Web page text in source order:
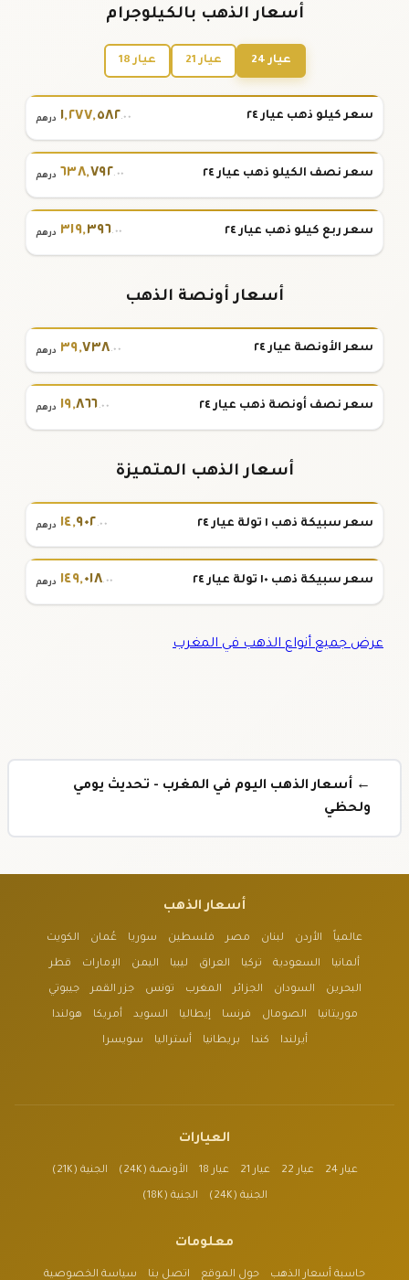
أسعار الذهب بالكيلوجرام
عيار 24 عيار 21 عيار 18
سعر كيلو ذهب عيار ٢٤ ١,٢٧٧,٥٨٢.٠٠ درهم
سعر نصف الكيلو ذهب عيار ٢٤ ٦٣٨,٧٩٢.٠٠ درهم
سعر ربع كيلو ذهب عيار ٢٤ ٣١٩,٣٩٦.٠٠ درهم
أسعار أونصة الذهب
سعر الأونصة عيار ٢٤ ٣٩,٧٣٨.٠٠ درهم
سعر نصف أونصة ذهب عيار ٢٤ ١٩,٨٦٦.٠٠ درهم
أسعار الذهب المتميزة
سعر سبيكة ذهب ١ تولة عيار ٢٤ ١٤,٩٠٢.٠٠ درهم
سعر سبيكة ذهب ١٠ تولة عيار ٢٤ ١٤٩,٠١٨.٠٠ درهم
عرض جميع أنواع الذهب في المغرب
← أسعار الذهب اليوم في المغرب - تحديث يومي
ولحظي
أسعار الذهب
عالمياً الأردن لبنان مصر فلسطين سوريا عُمان الكويت
ألمانيا السعودية تركيا العراق ليبيا اليمن الإمارات قطر
البحرين السودان الجزائر المغرب تونس جزر القمر جيبوتي
موريتانيا الصومال فرنسا إيطاليا السويد أمريكا هولندا
أيرلندا كندا بريطانيا أستراليا سويسرا
العيارات
عيار 24 عيار 22 عيار 21 عيار 18 الأونصة (24K) الجنية (21K)
الجنية (24K) الجنية (18K)
معلومات
حاسبة أسعار الذهب حول الموقع اتصل بنا سياسة الخصوصية